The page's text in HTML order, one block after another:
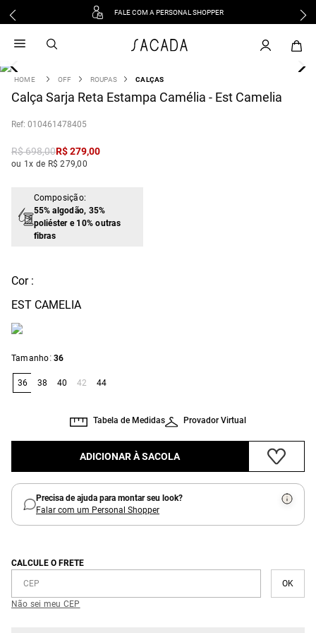
FALE COM A PERSONAL SHOPPER
OFF ROUPAS CALÇAS
Calça Sarja Reta Estampa Camélia - Est Camelia
: 010461478405
R$698,00R$279,00
ou 1x de R$ 279,00
Composição:
55% algodão, 35%
poliéster e 10% outras
fibras
Cor :
EST CAMELIA
Tamanho: 36
36 38 40 42 44
Provador Virtual
Tabela de Medidas
ADICIONAR À SACOLA
Precisa de ajuda para montar seu look?
Falar com um Personal Shopper
CALCULE O FRETE
Não sei meu CEP
vestido
3 º blusa
º tricot
º macacão
jeans
º camisa